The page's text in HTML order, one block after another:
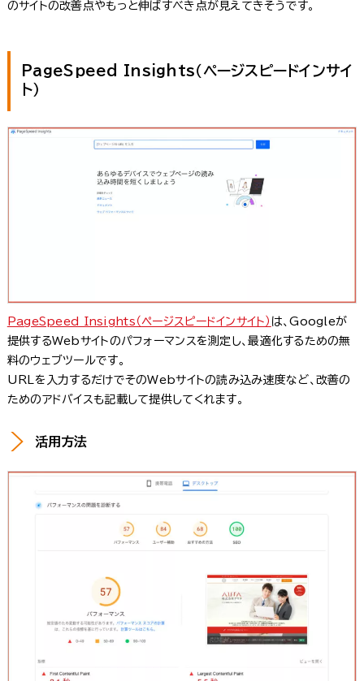
のサイトの改善点やもっと伸ばすべき点が見えてきそうです。
PageSpeed Insights（ページスピードインサイ
ト）
PageSpeed Insights（ページスピードインサイト） は、Googleが
提供するWebサイトのパフォーマンスを測定し、最適化するための無
料のウェブツールです。
URLを入力するだけでそのWebサイトの読み込み速度など、改善の
ためのアドバイスも記載して提供してくれます。
活用方法